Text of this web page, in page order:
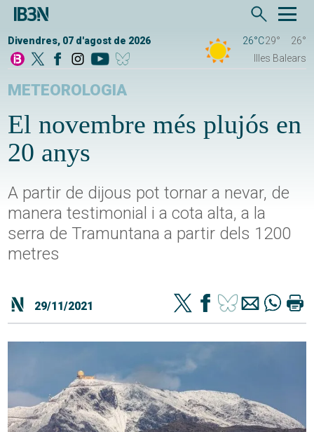
Divendres, 07 d'agost de 2026 26°C29°
26°
Illes Balears
METEOROLOGIA
El novembre més plujós en
20 anys
A partir de dijous pot tornar a nevar, de
manera testimonial i a cota alta, a la
serra de Tramuntana a partir dels 1200
metres
29/11/2021